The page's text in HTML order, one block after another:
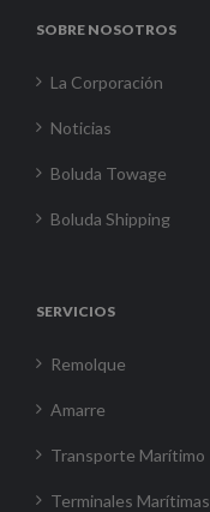
SOBRE NOSOTROS
La Corporación
Noticias
Boluda Towage
Boluda Shipping
SERVICIOS
Remolque
Amarre
Transporte Marítimo
Terminales Marítimas